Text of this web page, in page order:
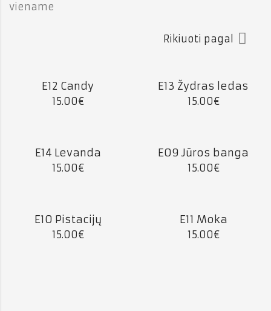
viename
Rikiuoti pagal
E12 Candy
15.00€
E13 Žydras ledas
15.00€
E14 Levanda
15.00€
E09 Jūros banga
15.00€
E10 Pistacijų
15.00€
E11 Moka
15.00€